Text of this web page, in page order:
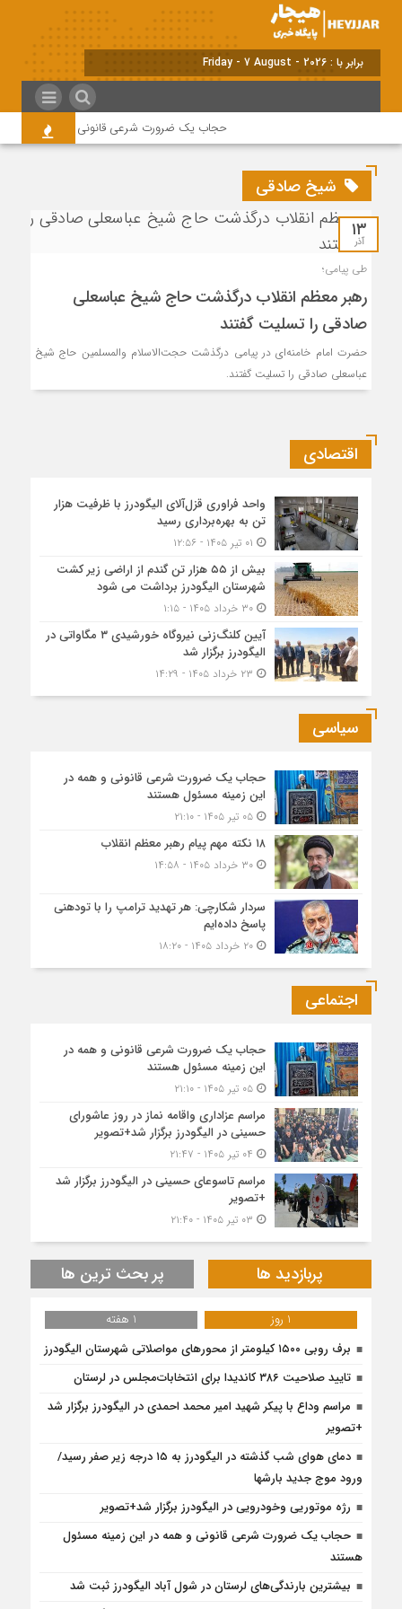
برابر با : Friday - 7 August - 2026
حجاب یک ضرورت شرعی قانونی و همه در این
شیخ صادقی
۱۳
آذر
طی پیامی؛
رهبر معظم انقلاب درگذشت حاج شیخ عباسعلی
صادقی را تسلیت گفتند
حضرت امام خامنه‌ای در پیامی درگذشت حجت‌الاسلام والمسلمین حاج شیخ
عباسعلی صادقی را تسلیت گفتند.
اقتصادی
واحد فراوری قزل‌آلای الیگودرز با ظرفیت هزار
تن به بهره‌برداری رسید
بیش از ۵۵ هزار تن گندم از اراضی زیر کشت
شهرستان الیگودرز برداشت می شود
۳۰ خرداد ۱۴۰۵ - ۱:۱۵
آیین کلنگ‌زنی نیروگاه خورشیدی ۳ مگاواتی در
الیگودرز برگزار شد
سیاسی
حجاب یک ضرورت شرعی قانونی و همه در
این زمینه مسئول هستند
۰۵ تیر ۱۴۰۵ - ۲۱:۱۰
۱۸ نکته مهم پیام رهبر معظم انقلاب
۳۰ خرداد ۱۴۰۵ - ۱۴:۵۸
سردار شکارچی: هر تهدید ترامپ را با تودهنی
پاسخ داده‌ایم
۲۰ خرداد ۱۴۰۵ - ۱۸:۲۰
اجتماعی
حجاب یک ضرورت شرعی قانونی و همه در
این زمینه مسئول هستند
۰۵ تیر ۱۴۰۵ - ۲۱:۱۰
مراسم عزاداری واقامه نماز در روز عاشورای
حسینی در الیگودرز برگزار شد+تصویر
مراسم تاسوعای حسینی در الیگودرز برگزار شد
+تصویر
پربازدید ها پر بحث ترین ها
1 روز
1 هفته
برف روبی ۱۵۰۰ کیلومتر از محور‌های مواصلاتی شهرستان الیگودرز
تایید صلاحیت ۳۸۶ کاندیدا برای انتخابات‌مجلس در لرستان
مراسم وداع با پیکر شهید امیر محمد احمدی در الیگودرز برگزار شد
+تصویر
دمای هوای شب گذشته در الیگودرز به ۱۵ درجه زیر صفر رسید/
ورود موج جدید بارشها
رژه موتوریی وخودرویی در الیگودرز برگزار شد+تصویر
حجاب یک ضرورت شرعی قانونی و همه در این زمینه مسئول
هستند
بیشترین بارندگی‌های لرستان در شول آباد الیگودرز ثبت شد